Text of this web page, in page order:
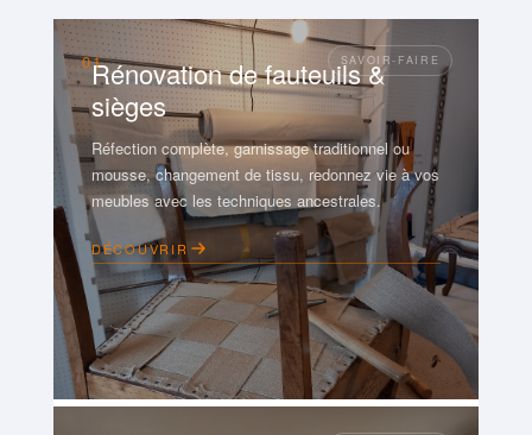
01Rénovation de fauteuils &
sièges
Réfection complète, garnissage traditionnel ou
mousse, changement de tissu, redonnez vie à vos
meubles avec les techniques ancestrales.
DÉCOUVRIR